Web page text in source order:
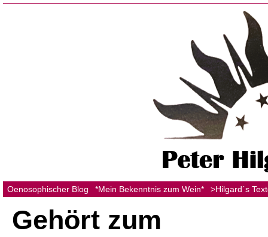
Oenosophischer Blog *Mein Bekenntnis zum Wein* >Hilgard´s
Gehört zum